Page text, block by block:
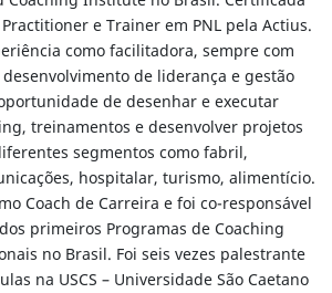
e Trainer em PNL pela Actius.
como facilitadora, sempre com
de liderança e gestão
de desenhar e executar
treinamentos e desenvolver projetos
segmentos como fabril,
hospitalar, turismo, alimentício.
Coach de Carreira e foi co-responsável
primeiros Programas de Coaching
no Brasil. Foi seis vezes palestrante
na USCS – Universidade São Caetano